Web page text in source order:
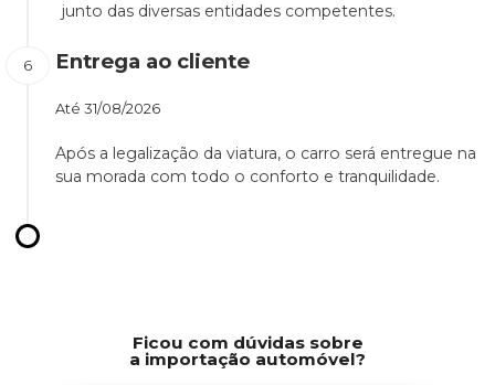
junto das diversas entidades competentes.
Entrega ao cliente
Até 31/08/2026
Após a legalização da viatura, o carro será entregue na
sua morada com todo o conforto e tranquilidade.
Ficou com dúvidas sobre
a importação automóvel?